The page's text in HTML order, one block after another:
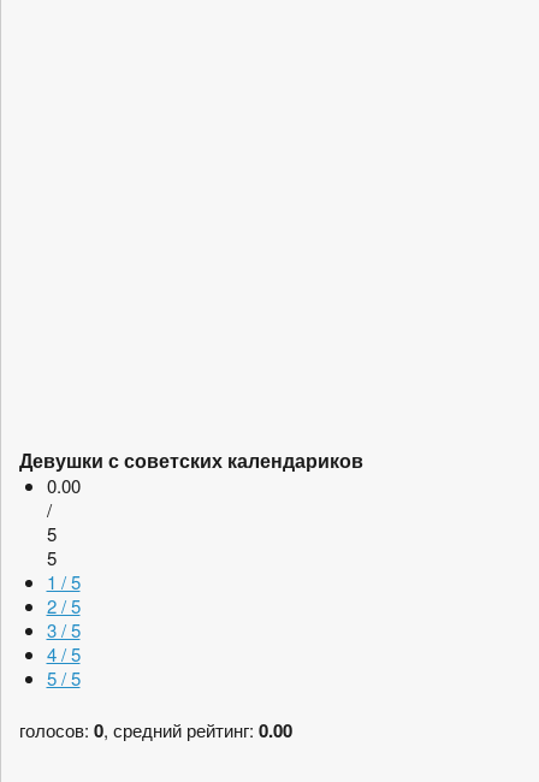
Девушки с советских календариков
0.00
/
5
5
1 / 5
2 / 5
3 / 5
4 / 5
5 / 5
голосов: 0, средний рейтинг: 0.00